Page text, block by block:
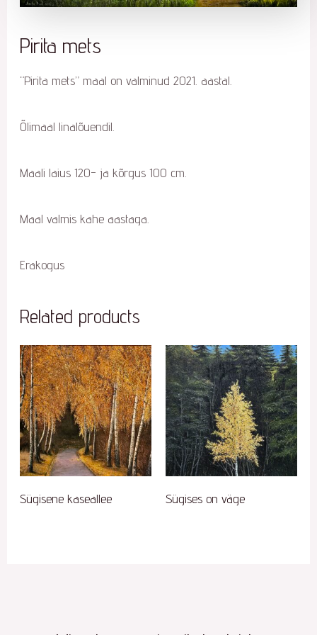
Pirita mets
“Pirita mets” maal on valminud 2021. aastal.
Õlimaal linalõuendil.
Maali laius 120- ja kõrgus 100 cm.
Maal valmis kahe aastaga.
Erakogus
Related products
Sügisene kaseallee Sügises on väge